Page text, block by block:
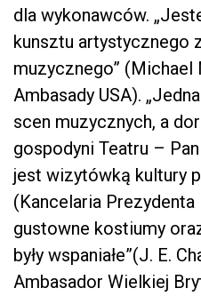
dla wykonawców.
kunsztu artystycznego
muzycznego”
Ambasady USA).
scen muzycznych, a
gospodyni Teatru –
jest wizytówką kultury
(Kancelaria Prezydenta
gustowne kostiumy
były wspaniałe”(J. E.
Ambasador Wielkiej